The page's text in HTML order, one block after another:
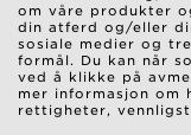
om våre produkter
din atferd og/eller
sosiale medier og
formål. Du kan når
ved å klikke på
mer informasjon om
rettigheter,